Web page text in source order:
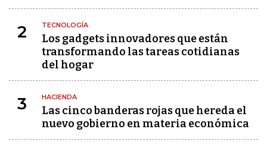
2 TECNOLOGÍA
Los gadgets innovadores que están
transformando las tareas cotidianas
del hogar
3 HACIENDA
Las cinco banderas rojas que hereda el
nuevo gobierno en materia económica